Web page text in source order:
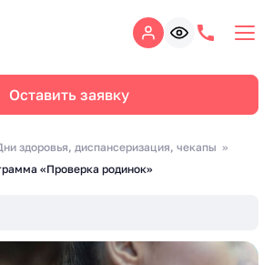
Оставить заявку
здоровья, диспансеризация, чекапы
«Проверка родинок»